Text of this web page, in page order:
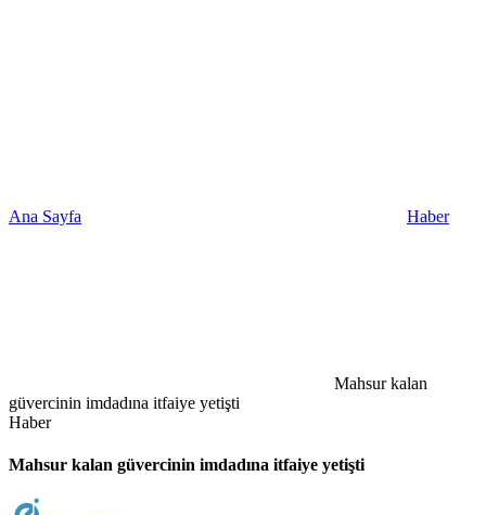
Ana Sayfa Haber
Mahsur kalan
güvercinin imdadına itfaiye yetişti
Haber
Mahsur kalan güvercinin imdadına itfaiye yetişti